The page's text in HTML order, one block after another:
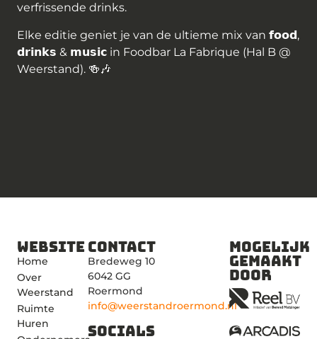
verfrissende drinks.
Elke editie geniet je van de ultieme mix van 𝗳𝗼𝗼𝗱,
𝗱𝗿𝗶𝗻𝗸𝘀 & 𝗺𝘂𝘀𝗶𝗰 in Foodbar La Fabrique (Hal B @
Weerstand). 🍻🎶
Website
Home
Over
Weerstand
Ruimte
Huren
Contact
Bredeweg 10
6042 GG
Roermond
info@weerstandroermond.nl
Socials
Mogelijk
gemaakt
door